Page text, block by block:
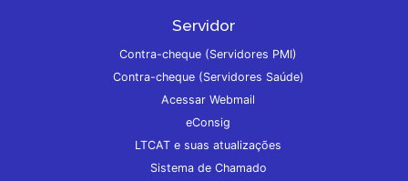
Servidor
Contra-cheque (Servidores PMI)
Contra-cheque (Servidores Saúde)
Acessar Webmail
eConsig
LTCAT e suas atualizações
Sistema de Chamado